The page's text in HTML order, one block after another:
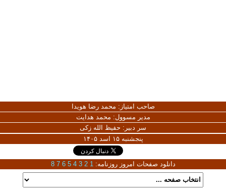
صاحب امتیاز: محمد رضا هویدا
مدیر مسوول: محمد هدایت
سر دبیر: حفیظ الله زکی
پنجشنبه ۱۵ اسد ۱۴۰۵
دانلود صفحات امروز روزنامه: 1
2
3
4
5
6
7
8